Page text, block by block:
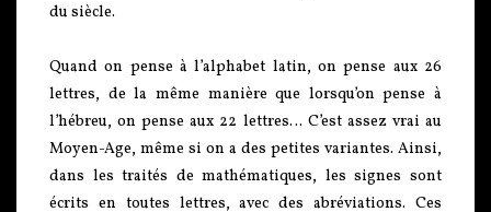
du siècle.
Quand on pense à l’alphabet latin, on pense aux 26
lettres, de la même manière que lorsqu’on pense à
l’hébreu, on pense aux 22 lettres… C’est assez vrai au
Moyen-Age, même si on a des petites variantes. Ainsi,
dans les traités de mathématiques, les signes sont
écrits en toutes lettres, avec des abréviations. Ces